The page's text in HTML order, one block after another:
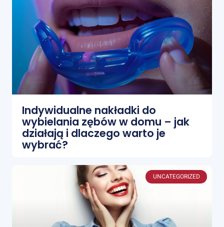
Indywidualne nakładki do
wybielania zębów w domu – jak
działają i dlaczego warto je
wybrać?
UNCATEGORIZED